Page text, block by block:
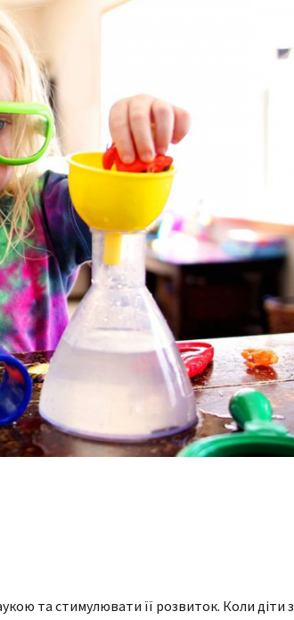
та стимулювати її розвиток. Коли діти